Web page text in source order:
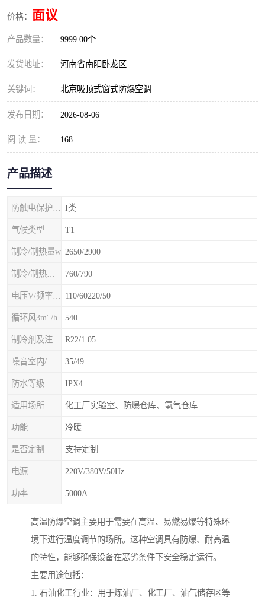
价格： 面议
产品数量： 9999.00个
发货地址： 河南省南阳卧龙区
关键词： 北京吸顶式窗式防爆空调
发布日期： 2026-08-06
阅 读 量： 168
产品描述
I类
气候类型 T1
制冷/制热量w 2650/2900
760/790
110/60220/50
循环风3m' /h 540
R22/1.05
35/49
防水等级 IPX4
适用场所 化工厂实验室、防爆仓库、氢气仓库
功能 冷暖
是否定制 支持定制
电源 220V/380V/50Hz
功率 5000A
高温防爆空调主要用于需要在高温、易燃易爆等特殊环
境下进行温度调节的场所。这种空调具有防爆、耐高温
的特性，能够确保设备在恶劣条件下安全稳定运行。
主要用途包括：
1. 石油化工行业：用于炼油厂、化工厂、油气储存区等